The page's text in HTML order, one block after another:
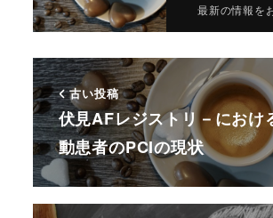
最新の情報を
古い投稿
伏見AFレジストリ－におけ
動患者のPCIの現状